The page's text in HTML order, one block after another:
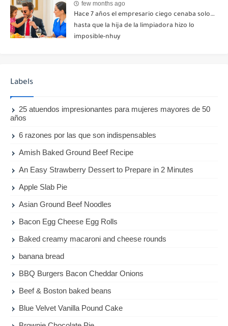
few months ago
Hace 7 años el empresario ciego cenaba solo…
hasta que la hija de la limpiadora hizo lo
imposible-nhuy
Labels
25 atuendos impresionantes para mujeres mayores de 50
años
6 razones por las que son indispensables
Amish Baked Ground Beef Recipe
An Easy Strawberry Dessert to Prepare in 2 Minutes
Apple Slab Pie
Asian Ground Beef Noodles
Bacon Egg Cheese Egg Rolls
Baked creamy macaroni and cheese rounds
banana bread
BBQ Burgers Bacon Cheddar Onions
Beef & Boston baked beans
Blue Velvet Vanilla Pound Cake